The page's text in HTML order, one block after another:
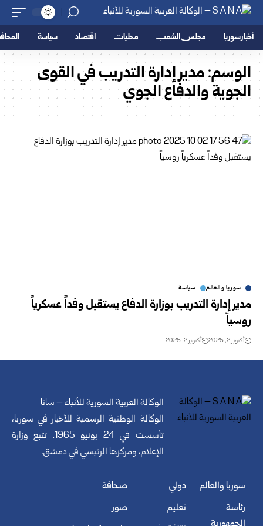
أخبار سوريا مجلس الشعب محليات اقتصاد سياسة
الوسم:مدير إدارة التدريب في القوى
الجوية والدفاع الجوي
سوريا والعالم سياسة
مدير إدارة التدريب بوزارة الدفاع يستقبل وفداً عسكرياً
روسياً
أكتوبر 2, 2025 أكتوبر 2, 2025
الوكالة العربية السورية للأنباء – سانا
الوكالة الوطنية الرسمية للأخبار في سوريا،
تأسست في 24 يونيو 1965. تتبع وزارة
الإعلام، ومركزها الرئيسي في دمشق.
سوريا والعالم
رئاسة
دولي
تعليم
صحافة
صور